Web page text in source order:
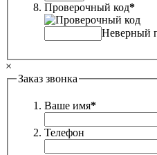
Проверочный код*
Неверный
×
Заказ звонка
Ваше имя*
Телефон